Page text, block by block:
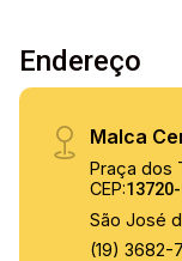
Endereço
Malca
Praça dos
CEP:
São José
(19) 3682-